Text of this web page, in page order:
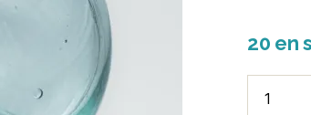
20 en